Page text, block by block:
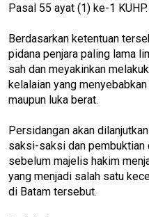
Pasal 55 ayat (1) ke-1 KUHP.
Berdasarkan ketentuan
pidana penjara paling lama
sah dan meyakinkan
kelalaian yang
maupun luka berat.
Persidangan akan
saksi-saksi dan pembuktian
sebelum majelis hakim
yang menjadi salah satu
di Batam tersebut.